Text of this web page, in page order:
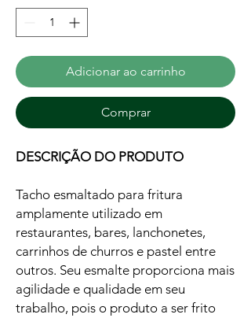
Adicionar ao carrinho
Comprar
DESCRIÇÃO DO PRODUTO
Tacho esmaltado para fritura
amplamente utilizado em
restaurantes, bares, lanchonetes,
carrinhos de churros e pastel entre
outros. Seu esmalte proporciona mais
agilidade e qualidade em seu
trabalho, pois o produto a ser frito